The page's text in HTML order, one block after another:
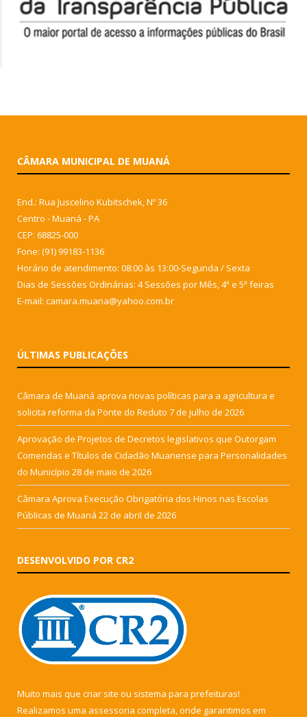
CÂMARA MUNICIPAL DE MUANÁ
End.: Rua Juscelino Kubitschek, Nº 36
Centro - Muaná - PA
CEP: 68825-000
Fone: (91) 99183-1136
Horário de atendimento: 08:00 às 13:00-Segunda / Sexta
Dias de Sessões Ordinárias: 4 Sessões por Mês, 4ª e 5ª feiras
E-mail: camara.muana@yahoo.com.br
ÚLTIMAS PUBLICAÇÕES
Câmara de Muaná aprova novas políticas para a agricultura e
solicita reforma da Ponte do Reduto 7 de julho de 2026
Aprovação de Projetos de Decretos legislativos que Outorgam
Comendas e Títulos de Cidadão Muanense para Personalidades
do Município 28 de maio de 2026
Câmara Aprova Execução Obrigatória dos Hinos nas Escolas
Públicas de Muaná 22 de abril de 2026
DESENVOLVIDO POR CR2
Muito mais que criar site ou sistema para prefeituras!
Realizamos uma assessoria completa, onde garantimos em